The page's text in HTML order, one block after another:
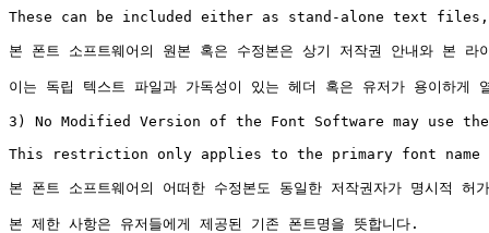
These can be included either as stand-alone text
본 폰트 소프트웨어의 원본 혹은 수정본은 상기 저작권 안내와 본 라
이는 독립 텍스트 파일과 가독성이 있는 헤더 혹은 유저가 용이하
3) No Modified Version of the Font Software may use
This restriction only applies to the primary font name
본 폰트 소프트웨어의 어떠한 수정본도 동일한 저작권자가 명시적
본 제한 사항은 유저들에게 제공된 기존 폰트명을 뜻합니다.